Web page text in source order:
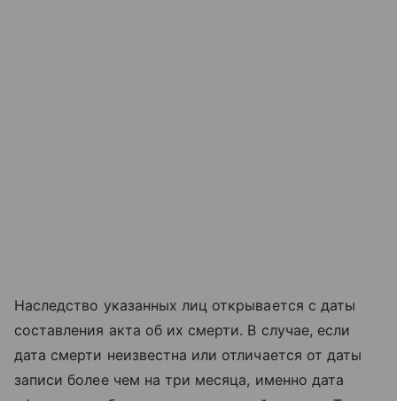
Наследство указанных лиц открывается с даты
составления акта об их смерти. В случае, если
дата смерти неизвестна или отличается от даты
записи более чем на три месяца, именно дата